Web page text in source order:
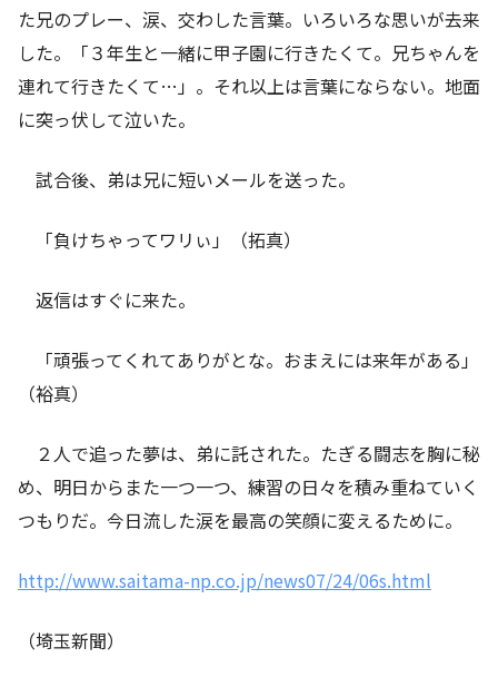
た兄のプレー、涙、交わした言葉。いろいろな思いが去来
した。「３年生と一緒に甲子園に行きたくて。兄ちゃんを
連れて行きたくて…」。それ以上は言葉にならない。地面
に突っ伏して泣いた。
試合後、弟は兄に短いメールを送った。
「負けちゃってワリぃ」（拓真）
返信はすぐに来た。
「頑張ってくれてありがとな。おまえには来年がある」
（裕真）
２人で追った夢は、弟に託された。たぎる闘志を胸に秘
め、明日からまた一つ一つ、練習の日々を積み重ねていく
つもりだ。今日流した涙を最高の笑顔に変えるために。
http://www.saitama-np.co.jp/news07/24/06s.html
（埼玉新聞）